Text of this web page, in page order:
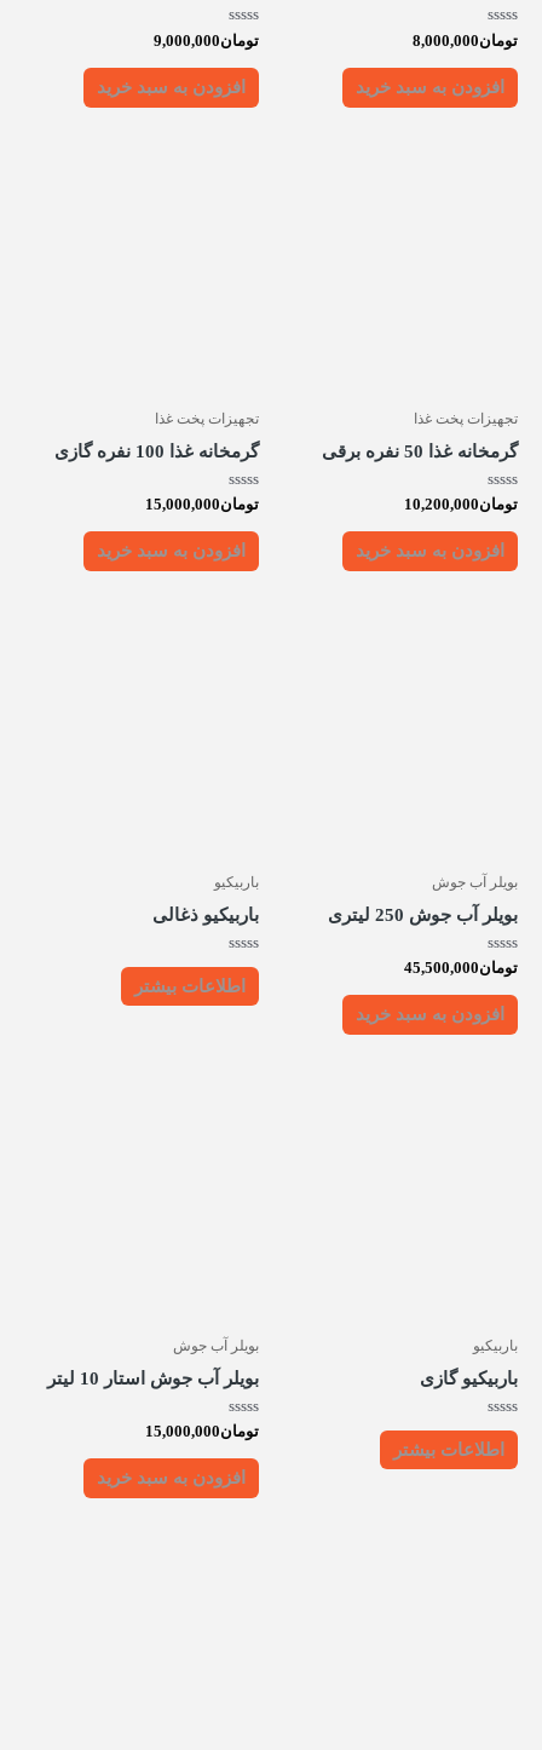
امتیاز
0
از
تومان8,000,000
افزودن به سبد خرید
امتیاز
0
از
تومان9,000,000
افزودن به سبد خرید
تجهیزات پخت غذا
گرمخانه غذا 50 نفره برقی
امتیاز
0
از
تومان10,200,000
افزودن به سبد خرید
تجهیزات پخت غذا
گرمخانه غذا 100 نفره گازی
امتیاز
0
از
تومان15,000,000
افزودن به سبد خرید
بویلر آب جوش
بویلر آب جوش 250 لیتری
امتیاز
0
از
تومان45,500,000
افزودن به سبد خرید
باربیکیو
باربیکیو ذغالی
امتیاز
5
اطلاعات بیشتر
باربیکیو
باربیکیو گازی
امتیاز
5
اطلاعات بیشتر
بویلر آب جوش
بویلر آب جوش استار 10 لیتر
امتیاز
0
از
تومان15,000,000
افزودن به سبد خرید